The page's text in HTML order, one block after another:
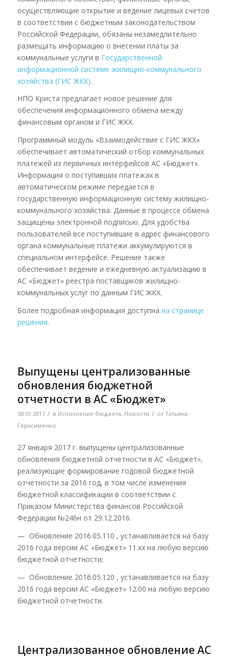
осуществляющие открытие и ведение лицевых счетов
в соответствии с бюджетным законодательством
Российской Федерации, обязаны незамедлительно
размещать информацию о внесении платы за
коммунальные услуги в Государственной
информационной системе жилищно-коммунального
хозяйства (ГИС ЖКХ).
НПО Криста предлагает новое решение для
обеспечения информационного обмена между
финансовым органом и ГИС ЖКХ.
Программный модуль «Взаимодействие с ГИС ЖКХ»
обеспечивает автоматический отбор коммунальных
платежей из первичных интерфейсов АС «Бюджет».
Информация о поступивших платежах в
автоматическом режиме передается в
государственную информационную систему жилищно-
коммунального хозяйства. Данные в процессе обмена
защищены электронной подписью. Для удобства
пользователей все поступившие в адрес финансового
органа коммунальные платежи аккумулируются в
специальном интерфейсе. Решение также
обеспечивает ведение и ежедневную актуализацию в
АС «Бюджет» реестра поставщиков жилищно-
коммунальных услуг по данным ГИС ЖКХ.
Более подробная информация доступна на странице
решения.
Выпущены централизованные
обновления бюджетной
отчетности в АС «Бюджет»
30.01.2017 / в Исполнение бюджета, Новости / от Татьяна
Герасименко
27 января 2017 г. выпущены централизованные
обновления бюджетной отчетности в АС «Бюджет»,
реализующие формирование годовой бюджетной
отчетности за 2016 год, в том числе изменения
бюджетной классификации в соответствии с
Приказом Министерства финансов Российской
Федерации №246н от 29.12.2016.
— Обновление 2016.05.110 , устанавливается на базу
2016 года версии АС «Бюджет» 11.хх на любую версию
бюджетной отчетности;
— Обновление 2016.05.120 , устанавливается на базу
2016 года версии АС «Бюджет» 12.00 на любую версию
бюджетной отчетности.
Централизованное обновление АС